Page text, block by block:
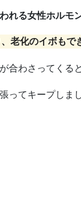
れる女性ホルモ
老化のイボも
合わさってくる
ってキープしま